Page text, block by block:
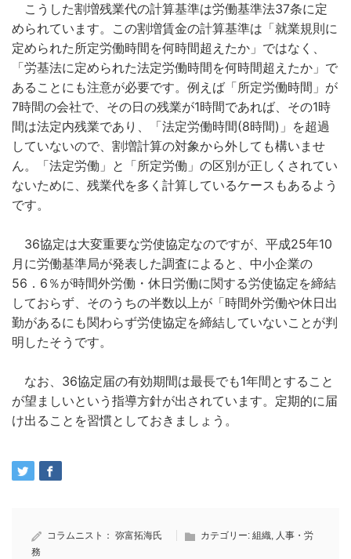
こうした割増残業代の計算基準は労働基準法37条に定
められています。この割増賃金の計算基準は「就業規則に
定められた所定労働時間を何時間超えたか」ではなく、
「労基法に定められた法定労働時間を何時間超えたか」で
あることにも注意が必要です。例えば「所定労働時間」が
7時間の会社で、その日の残業が1時間であれば、その1時
間は法定内残業であり、「法定労働時間(8時間)」を超過
していないので、割増計算の対象から外しても構いませ
ん。「法定労働」と「所定労働」の区別が正しくされてい
ないために、残業代を多く計算しているケースもあるよう
です。
36協定は大変重要な労使協定なのですが、平成25年10
月に労働基準局が発表した調査によると、中小企業の
56．6％が時間外労働・休日労働に関する労使協定を締結
しておらず、そのうちの半数以上が「時間外労働や休日出
勤があるにも関わらず労使協定を締結していないことが判
明したそうです。
なお、36協定届の有効期間は最長でも1年間とすること
が望ましいという指導方針が出されています。定期的に届
け出ることを習慣としておきましょう。
コラムニスト： 弥富拓海氏 カテゴリー: 組織, 人事・労
務